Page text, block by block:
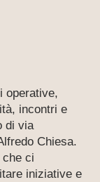
operative,
incontri e
di via
Chiesa.
che ci
iniziative e